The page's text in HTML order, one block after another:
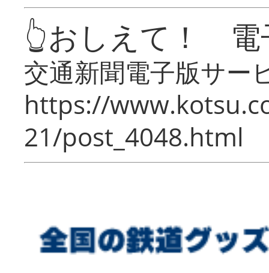
👆おしえて！ 電
交通新聞電子版サー
https://
21/post_4048.html